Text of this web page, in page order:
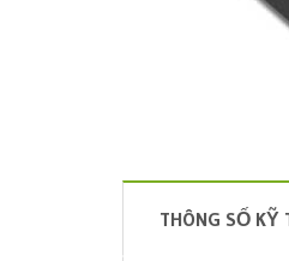
THÔNG SỐ KỸ